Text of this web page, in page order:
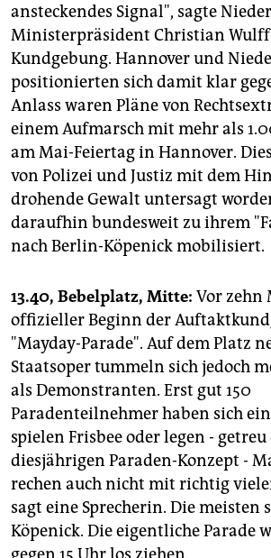
ansteckendes Signal", sagte
Ministerpräsident Christian Wulff
Kundgebung. Hannover und
positionierten sich damit klar
Anlass waren Pläne von
einem Aufmarsch mit mehr als
am Mai-Feiertag in Hannover.
von Polizei und Justiz mit dem
drohende Gewalt untersagt
daraufhin bundesweit zu ihrem
nach Berlin-Köpenick mobilisiert.
13.40, Bebelplatz, Mitte: Vor zehn
offizieller Beginn der
"Mayday-Parade". Auf dem Platz
Staatsoper tummeln sich jedoch
als Demonstranten. Erst gut 150
Paradenteilnehmer haben sich
spielen Frisbee oder legen - getreu
diesjährigen Paraden-Konzept -
rechen auch nicht mit richtig
sagt eine Sprecherin. Die meisten
Köpenick. Die eigentliche Parade